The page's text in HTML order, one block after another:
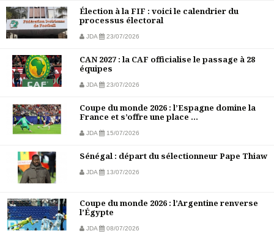
Élection à la FIF : voici le calendrier du
processus électoral
JDA 23/07/2026
CAN 2027 : la CAF officialise le passage à 28
équipes
JDA 23/07/2026
Coupe du monde 2026 : l’Espagne domine la
France et s’offre une place ...
JDA 15/07/2026
Sénégal : départ du sélectionneur Pape Thiaw
JDA 13/07/2026
Coupe du monde 2026 : l’Argentine renverse
l’Égypte
JDA 08/07/2026